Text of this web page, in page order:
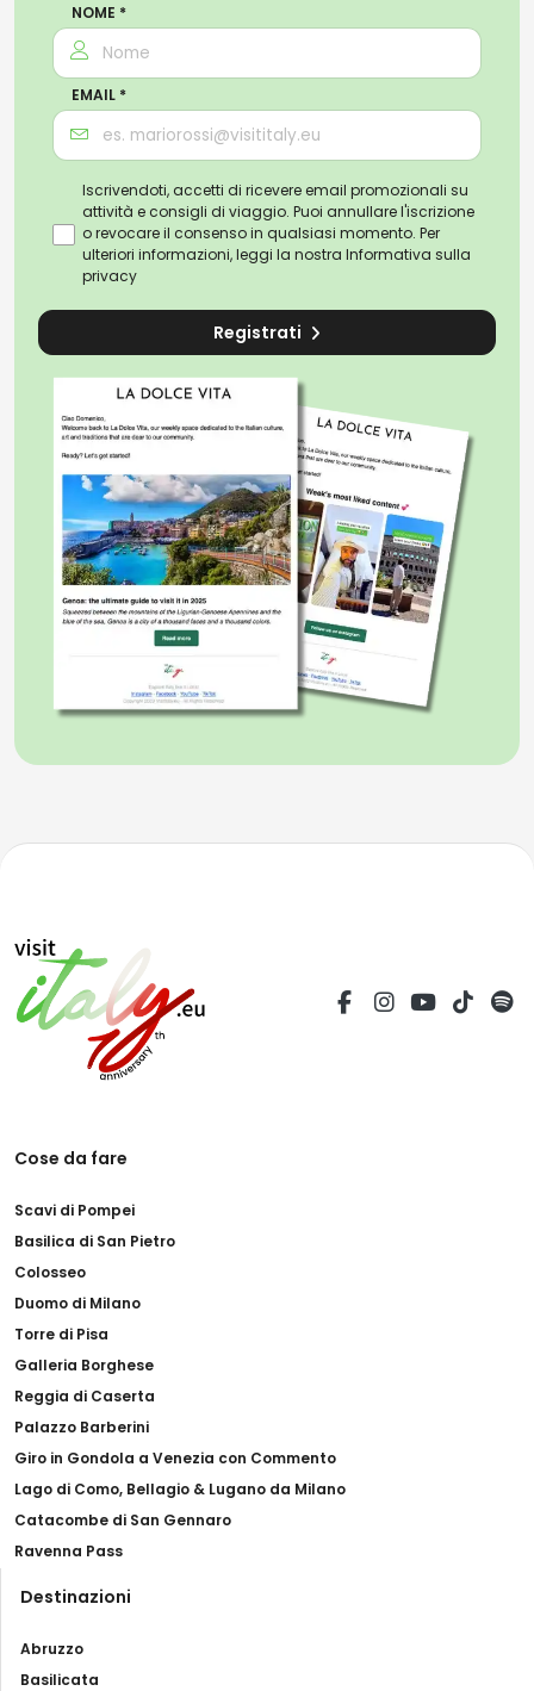
NOME *
EMAIL *
Iscrivendoti, accetti di ricevere email promozionali su
attività e consigli di viaggio. Puoi annullare l'iscrizione
o revocare il consenso in qualsiasi momento. Per
ulteriori informazioni, leggi la nostra Informativa sulla
privacy
Registrati
Cose da fare
Scavi di Pompei
Basilica di San Pietro
Colosseo
Duomo di Milano
Torre di Pisa
Galleria Borghese
Reggia di Caserta
Palazzo Barberini
Giro in Gondola a Venezia con Commento
Lago di Como, Bellagio & Lugano da Milano
Catacombe di San Gennaro
Ravenna Pass
Destinazioni
Abruzzo
Basilicata